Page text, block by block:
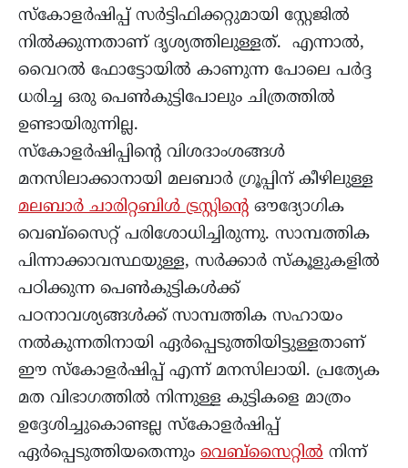
സ്‌കോളർഷിപ്പ് സര്‍ട്ടിഫിക്കറ്റുമായി സ്റ്റേജിൽ
നിൽക്കുന്നതാണ് ദൃശ്യത്തിലുള്ളത്. എന്നാൽ,
വൈറൽ ഫോട്ടോയിൽ കാണുന്ന പോലെ പർദ്ദ
ധരിച്ച ഒരു പെൺകുട്ടിപോലും ചിത്രത്തിൽ
ഉണ്ടായിരുന്നില്ല.
സ്കോളർഷിപ്പിന്റെ വിശദാംശങ്ങൾ
മനസിലാക്കാനായി മലബാർ ഗ്രൂപ്പിന് കീഴിലുള്ള
മലബാർ ചാരിറ്റബിൾ ട്രസ്റ്റിന്റെ ഔദ്യോഗിക
വെബ്സൈറ്റ് പരിശോധിച്ചിരുന്നു. സാമ്പത്തിക
പിന്നാക്കാവസ്ഥയുള്ള, സർക്കാർ സ്‌കൂളുകളിൽ
പഠിക്കുന്ന പെൺകുട്ടികൾക്ക്
പഠനാവശ്യങ്ങള്‍ക്ക് സാമ്പത്തിക സഹായം
നൽകുന്നതിനായി ഏര്‍പ്പെടുത്തിയിട്ടുള്ളതാണ്
ഈ സ്‌കോളർഷിപ്പ് എന്ന് മനസിലായി. പ്രത്യേക
മത വിഭാഗത്തിൽ നിന്നുള്ള കുട്ടികളെ മാത്രം
ഉദ്ദേശിച്ചുകൊണ്ടല്ല സ്‌കോളർഷിപ്പ്
ഏർപ്പെടുത്തിയതെന്നും വെബ്‌സൈറ്റിൽ നിന്ന്